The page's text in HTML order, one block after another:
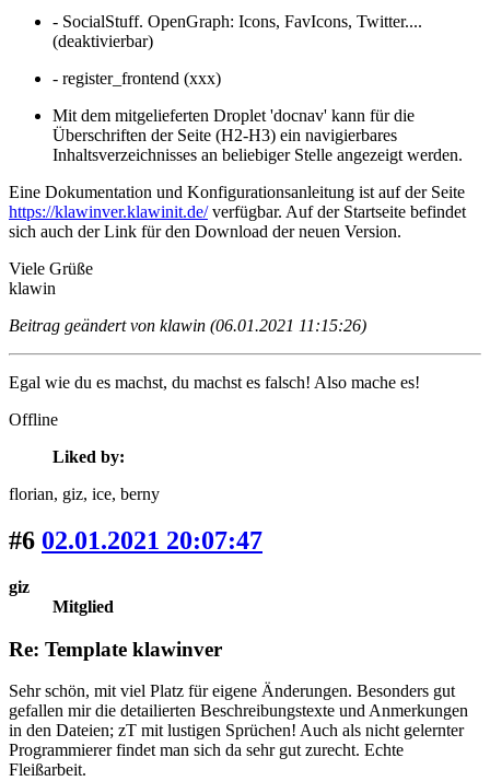
- SocialStuff. OpenGraph: Icons, FavIcons, Twitter....
(deaktivierbar)
- register_frontend (xxx)
Mit dem mitgelieferten Droplet 'docnav' kann für die
Überschriften der Seite (H2-H3) ein navigierbares
Inhaltsverzeichnisses an beliebiger Stelle angezeigt werden.
Eine Dokumentation und Konfigurationsanleitung ist auf der Seite
https://klawinver.klawinit.de/verfügbar. Auf der Startseite befindet
sich auch der Link für den Download der neuen Version.
Viele Grüße
klawin
Beitrag geändert von klawin (06.01.2021 11:15:26)
Egal wie du es machst, du machst es falsch! Also mache es!
Offline
Liked by:
florian, giz, ice, berny
#6 02.01.2021 20:07:47
giz
Mitglied
Re: Template klawinver
Sehr schön, mit viel Platz für eigene Änderungen. Besonders gut
gefallen mir die detailierten Beschreibungstexte und Anmerkungen
in den Dateien; zT mit lustigen Sprüchen! Auch als nicht gelernter
Programmierer findet man sich da sehr gut zurecht. Echte
Fleißarbeit.